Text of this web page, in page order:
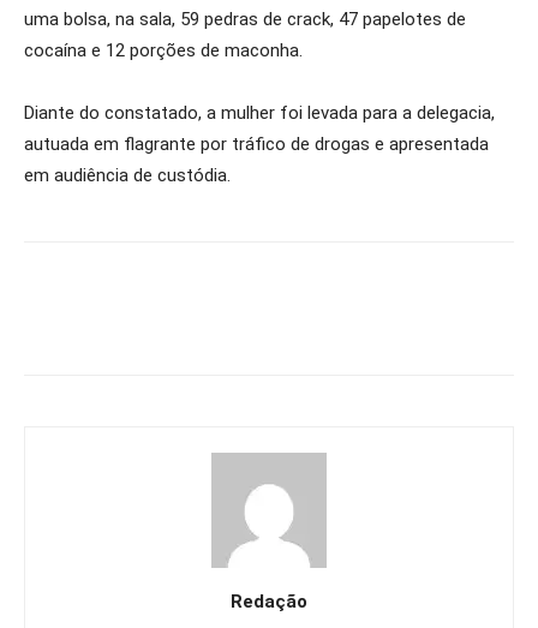
uma bolsa, na sala, 59 pedras de crack, 47 papelotes de
cocaína e 12 porções de maconha.
Diante do constatado, a mulher foi levada para a delegacia,
autuada em flagrante por tráfico de drogas e apresentada
em audiência de custódia.
Redação